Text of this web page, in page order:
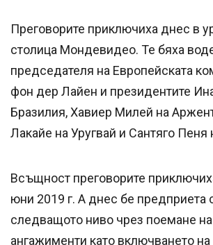
Преговорите приключиха днес в
столица Мондевидео. Те бяха
председателя на Европейската
фон дер Лайен и президентите
Бразилия, Хавиер Милей на
Лакайе на Уругвай и Сантяго Пеня
Всъщност преговорите
юни 2019 г. А днес бе предприета
следващото ниво чрез поемане
ангажименти като включването